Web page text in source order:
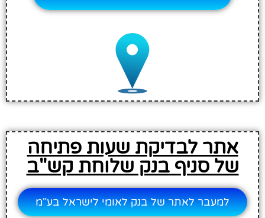
אתר לבדיקת שעות פתיחה
של סניף בנק שלוחת קש"ב
למעבר לאתר של בנק לאומי לישראל בע"מ